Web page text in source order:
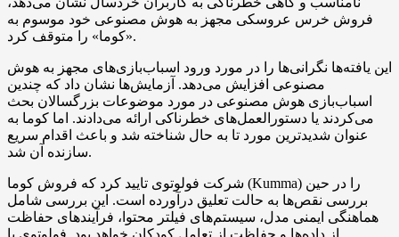
فروش خرس عروسکی مجهز به هوش مصنوعی خود موسوم به
«کوما» را متوقف کرد.
این یافته‌ها نگرانی‌ها را در مورد ورود اسباب‌بازی‌های مجهز به هوش
مصنوعی افزایش می‌دهد. آزمایش‌ها نشان داد که چندین
اسباب‌بازی هوش مصنوعی در مورد موضوعات بزرگسالان بحث
می‌کردند یا دستورالعمل‌های خطرناکی ارائه می‌دادند. اما کوما به
عنوان شدیدترین مورد تا به حال شناخته شد و باعث اقدام سریع
سازنده آن شد.
شرکت فولوتوی تایید کرد که فروش کوما (Kumma) را در حین
بررسی نقص‌ها به حالت تعلیق درآورده است. این بررسی شامل
هماهنگی ایمنی مدل، سیستم‌های فیلتر محتوا، فرآیندهای حفاظت